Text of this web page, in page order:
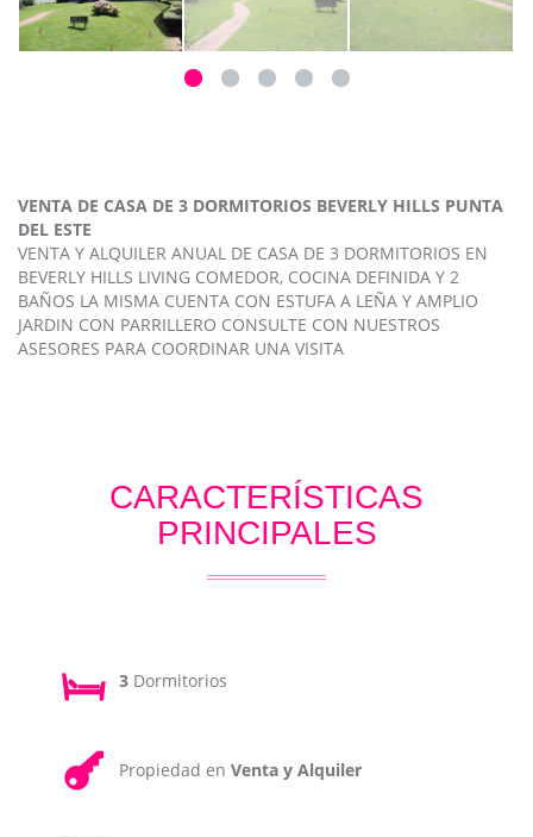
VENTA DE CASA DE 3 DORMITORIOS BEVERLY HILLS PUNTA
DEL ESTE
VENTA Y ALQUILER ANUAL DE CASA DE 3 DORMITORIOS EN
BEVERLY HILLS LIVING COMEDOR, COCINA DEFINIDA Y 2
BAÑOS LA MISMA CUENTA CON ESTUFA A LEÑA Y AMPLIO
JARDIN CON PARRILLERO CONSULTE CON NUESTROS
ASESORES PARA COORDINAR UNA VISITA
CARACTERÍSTICAS
PRINCIPALES
3 Dormitorios
Propiedad en Venta y Alquiler